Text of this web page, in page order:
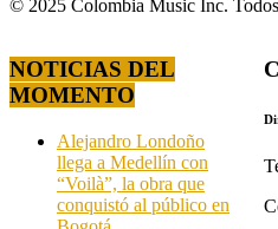
© 2025 Colombia Music Inc. Todos
NOTICIAS DEL
MOMENTO
Alejandro Londoño
llega a Medellín con
“Voilà”, la obra que
conquistó al público en